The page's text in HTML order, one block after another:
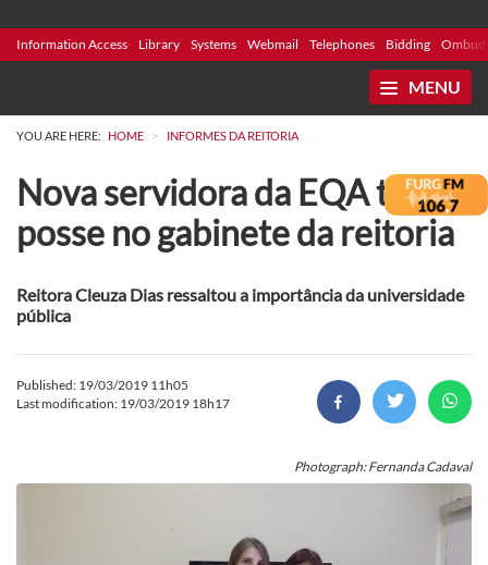
Information Access Library Systems Webmail Telephones Bidding
MENU
YOU ARE HERE: HOME > INFORMES DA REITORIA
Nova servidora da EQA toma
posse no gabinete da reitoria
Reitora Cleuza Dias ressaltou a importância da universidade
pública
Published: 19/03/2019 11h05
Last modification: 19/03/2019 18h17
Photograph: Fernanda Cadaval